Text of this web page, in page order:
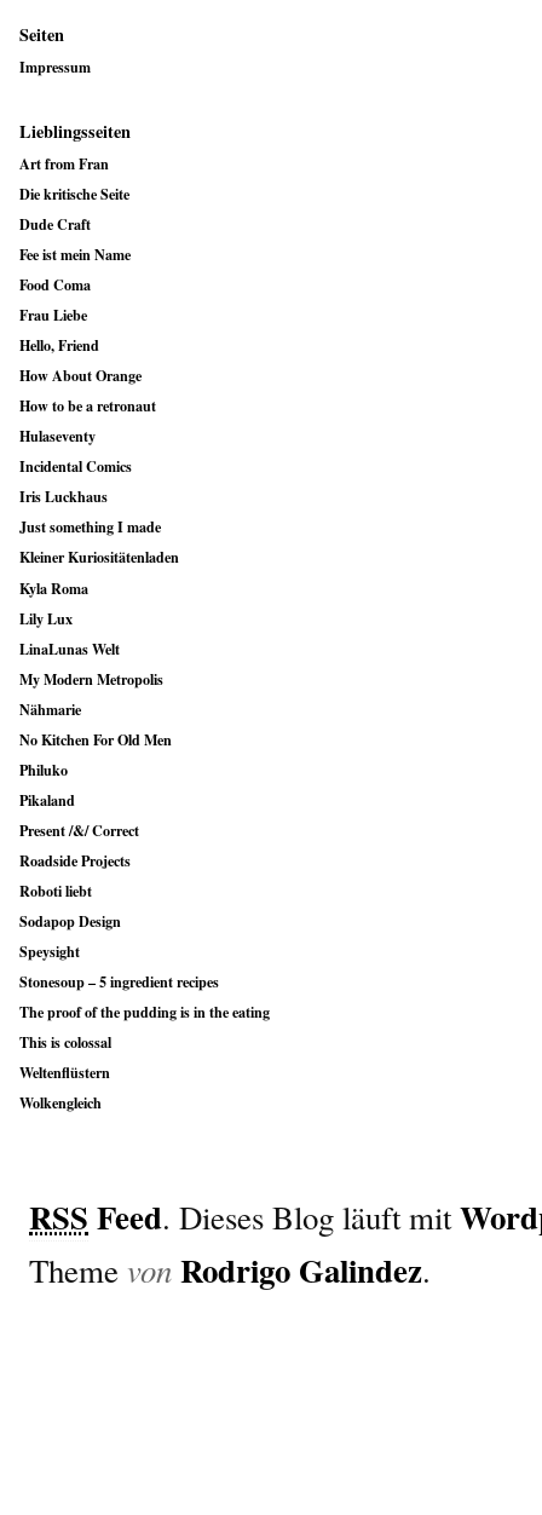
Seiten
Impressum
Lieblingsseiten
Art from Fran
Die kritische Seite
Dude Craft
Fee ist mein Name
Food Coma
Frau Liebe
Hello, Friend
How About Orange
How to be a retronaut
Hulaseventy
Incidental Comics
Iris Luckhaus
Just something I made
Kleiner Kuriositätenladen
Kyla Roma
Lily Lux
LinaLunas Welt
My Modern Metropolis
Nähmarie
No Kitchen For Old Men
Philuko
Pikaland
Present /&/ Correct
Roadside Projects
Roboti liebt
Sodapop Design
Speysight
Stonesoup – 5 ingredient recipes
The proof of the pudding is in the eating
This is colossal
Weltenflüstern
Wolkengleich
RSS Feed. Dieses Blog läuft mit
Theme vonRodrigo Galindez.